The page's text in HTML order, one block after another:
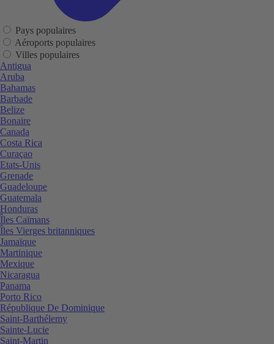
Pays populaires
Aéroports populaires
Villes populaires
Antigua
Aruba
Bahamas
Barbade
Belize
Bonaire
Canada
Costa Rica
Curaçao
Etats-Unis
Grenade
Guadeloupe
Guatemala
Honduras
Îles Caïmans
Îles Vierges britanniques
Jamaïque
Martinique
Mexique
Nicaragua
Panama
Porto Rico
République De Dominique
Saint-Barthélemy
Sainte-Lucie
Saint-Martin